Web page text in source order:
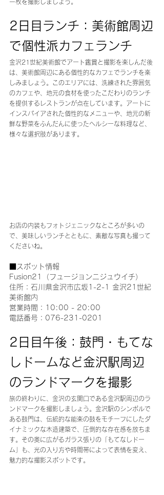
一枚を撮影しましょう。
2日目ランチ：美術館周辺
で個性派カフェランチ
金沢21世紀美術館でアート鑑賞と撮影を楽しんだ後
は、美術館周辺にある個性的なカフェでランチを楽
しみましょう。このエリアには、洗練された雰囲気
のカフェや、地元の食材を使ったこだわりのランチ
を提供するレストランが点在しています。アートに
インスパイアされた個性的なメニューや、地元の新
鮮な野菜をふんだんに使ったヘルシーな料理など、
様々な選択肢があります。
お店の内装もフォトジェニックなところが多いの
で、美味しいランチとともに、素敵な写真も撮って
くださいね。
■スポット情報
Fusion21（フュージョンニジュウイチ）
住所：石川県金沢市広坂1-2-1 金沢21世紀
美術館内
営業時間：10:00 - 20:00
電話番号：076-231-0201
2日目午後：鼓門・もてな
しドームなど金沢駅周辺
のランドマークを撮影
旅の終わりに、金沢の玄関口である金沢駅周辺のラ
ンドマークを撮影しましょう。金沢駅のシンボルで
ある鼓門は、伝統的な能楽の鼓をモチーフにしたダ
イナミックな木造建築で、圧倒的な存在感を放ちま
す。その奥に広がるガラス張りの「もてなしドー
ム」も、光の入り方や時間帯によって表情を変え、
魅力的な撮影スポットです。